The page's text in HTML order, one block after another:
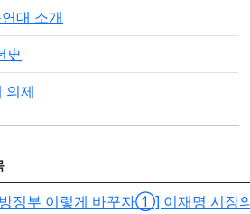
대 소개
史
의제
정부 이렇게 바꾸자①] 이재명 시장